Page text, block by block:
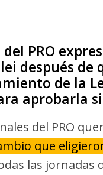
PRO
después
de la
aprobarla
del PRO
que
las jornadas